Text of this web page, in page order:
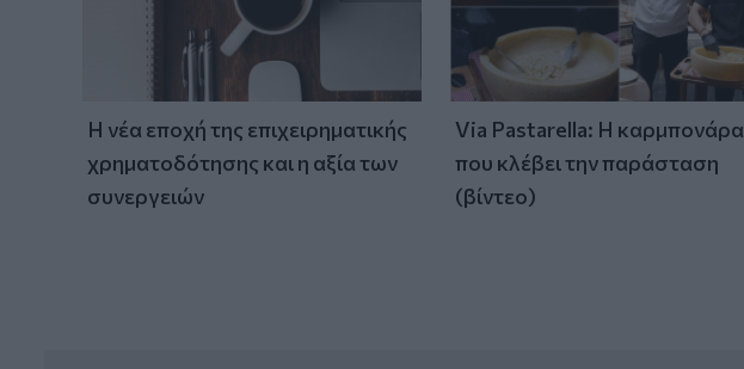
Η νέα εποχή της επιχειρηματικής
χρηματοδότησης και η αξία των
συνεργειών
Via Pastarella: Η καρμπονάρα
που κλέβει την παράσταση
(βίντεο)